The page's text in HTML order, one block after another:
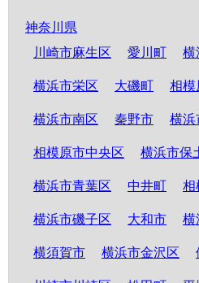
神奈川県
川崎市麻生区
愛川町 横
横浜市栄区 大磯町 相模
横浜市南区 秦野市 横浜
相模原市中央区 横浜市保
横浜市青葉区 中井町 相
横浜市磯子区 大和市 横
横須賀市 横浜市金沢区